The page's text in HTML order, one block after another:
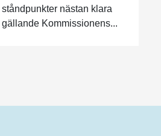
ståndpunkter nästan klara
gällande Kommissionens...